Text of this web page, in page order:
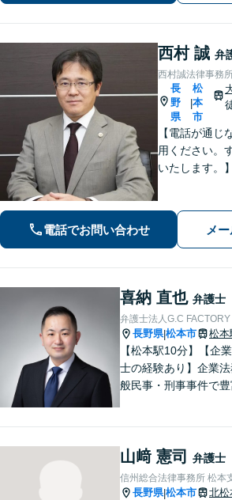
西村 誠 弁
西村誠法律事務
長
野
県
|
松
本
市
【電話が通じ
用ください。
いたします。
員、裁判員裁
可能、専用駐
電話でお問い合わせ メ
喜納 直也 弁護士
弁護士法人G.C FACTORY
長野県|松本市 松本
【松本駅10分】【企
士の経験あり】企業
般民事・刑事事件で豊
供します。
山﨑 憲司 弁護士
信州総合法律事務所 松本
長野県|松本市 北松